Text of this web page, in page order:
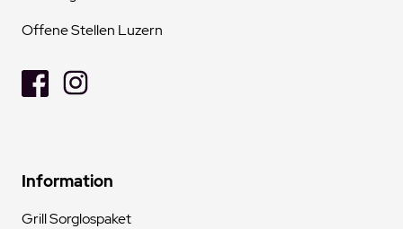
Offene Stellen Luzern
Information
Grill Sorglospaket